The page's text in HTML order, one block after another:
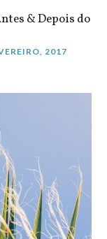
& Depois do
2017